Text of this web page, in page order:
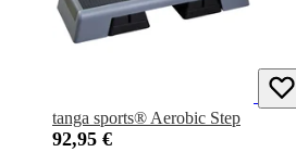
tanga sports® Aerobic Step
92,95 €